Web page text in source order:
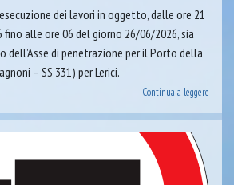
dei lavori in oggetto, dalle ore 21
alle ore 06 del giorno 26/06/2026, sia
dell’Asse di penetrazione per il Porto della
– SS 331) per Lerici.
Continua a leggere